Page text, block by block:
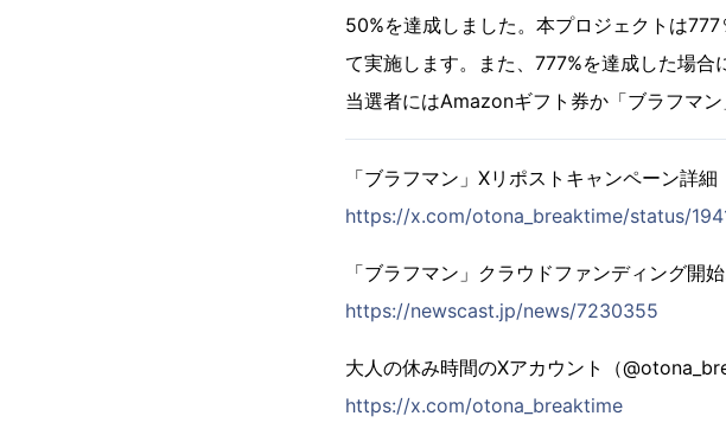
50%を達成しました。本プロジェクトは
て実施します。また、777%を達成した場合
当選者にはAmazonギフト券か「ブラフマン
「ブラフマン」Xリポストキャンペーン詳細
https://x.com/otona_breaktime/status/
「ブラフマン」クラウドファンディング開
https://newscast.jp/news/7230355
大人の休み時間のXアカウント（
https://x.com/otona_breaktime